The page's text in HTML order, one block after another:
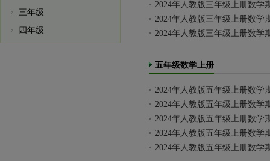
三年级
四年级
2024年人教版三年级上册数学
2024年人教版三年级上册数学
2024年人教版三年级上册数学
五年级数学上册
2024年人教版五年级上册数学
2024年人教版五年级上册数学
2024年人教版五年级上册数学
2024年人教版五年级上册数学
2024年人教版五年级上册数学